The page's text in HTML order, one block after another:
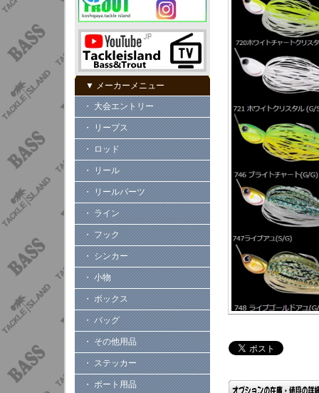
▼ メーカーメニュー
・ 大会エントリー
・ リープス
・ ロッド
・ リール
・ リールパーツ
・ ライン
・ フック
・ シンカー
・ 小物
・ ボックス
・ バッグ
・ その他用品
・ ステッカー
・ ボート用品